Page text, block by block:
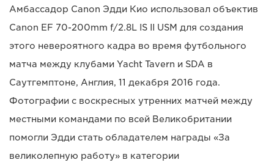
Амбассадор Canon Эдди Кио использовал объектив
Canon EF 70-200mm f/2.8L IS II USM для создания
этого невероятного кадра во время футбольного
матча между клубами Yacht Tavern и SDA в
Саутгемптоне, Англия, 11 декабря 2016 года.
Фотографии с воскресных утренних матчей между
местными командами по всей Великобритании
помогли Эдди стать обладателем награды «За
великолепную работу» в категории